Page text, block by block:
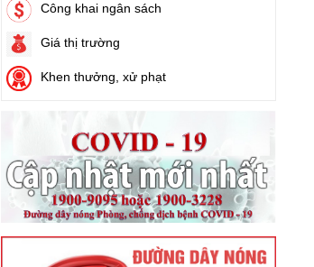
Ngày ban hành: (21/08/2024)
Số:
Tên:
(Nghị định Quy định về bồi thường, hỗ
trợ, tái định cư khi Nhà nước thu hồi đất)
Công khai ngân sách
Giá thị trường
Khen thưởng, xử phạt